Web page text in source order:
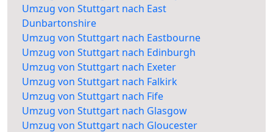
Umzug von Stuttgart nach East
Dunbartonshire
Umzug von Stuttgart nach Eastbourne
Umzug von Stuttgart nach Edinburgh
Umzug von Stuttgart nach Exeter
Umzug von Stuttgart nach Falkirk
Umzug von Stuttgart nach Fife
Umzug von Stuttgart nach Glasgow
Umzug von Stuttgart nach Gloucester